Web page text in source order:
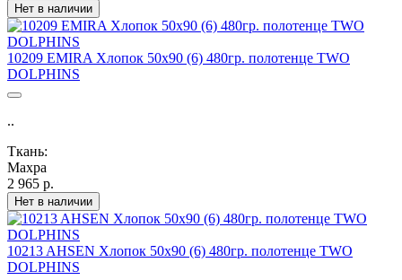
Нет в наличии
10209 EMIRA Хлопок 50х90 (6) 480гр. полотенце TWO
DOLPHINS
..
Ткань:
Махра
2 965 р.
Нет в наличии
10213 AHSEN Хлопок 50х90 (6) 480гр. полотенце TWO
DOLPHINS